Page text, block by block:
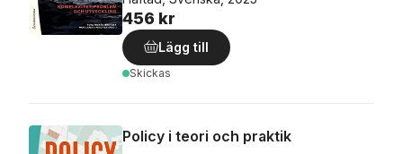
456 kr
Lägg till
Skickas
Policy i teori och praktik